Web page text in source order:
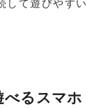
して遊びやすい
べるスマホ